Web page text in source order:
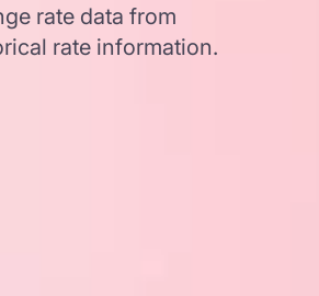
rate data from
rate information.